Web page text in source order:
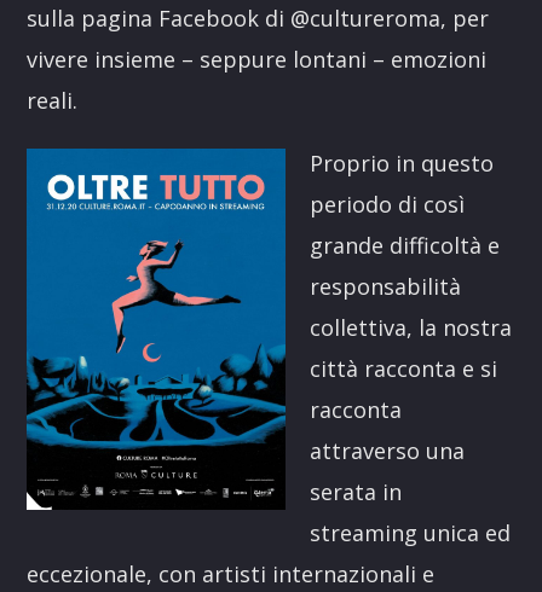
sulla pagina Facebook di @cultureroma, per
vivere insieme – seppure lontani – emozioni
reali.
Proprio in questo
periodo di così
grande difficoltà e
responsabilità
collettiva, la nostra
città racconta e si
racconta
attraverso una
serata in
streaming unica ed
eccezionale, con artisti internazionali e